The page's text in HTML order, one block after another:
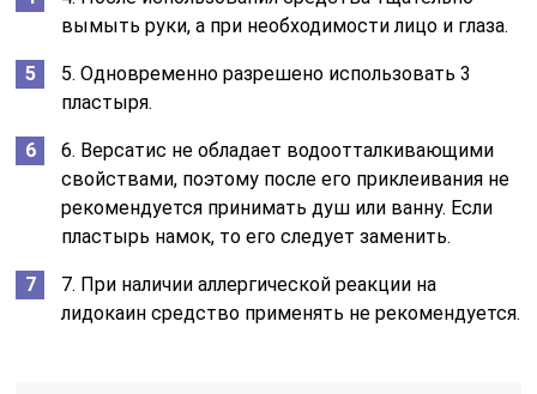
вымыть руки, а при необходимости лицо и глаза.
5. Одновременно разрешено использовать 3
пластыря.
6. Версатис не обладает водоотталкивающими
свойствами, поэтому после его приклеивания не
рекомендуется принимать душ или ванну. Если
пластырь намок, то его следует заменить.
7. При наличии аллергической реакции на
лидокаин средство применять не рекомендуется.